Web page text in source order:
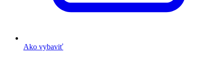
Ako vybaviť